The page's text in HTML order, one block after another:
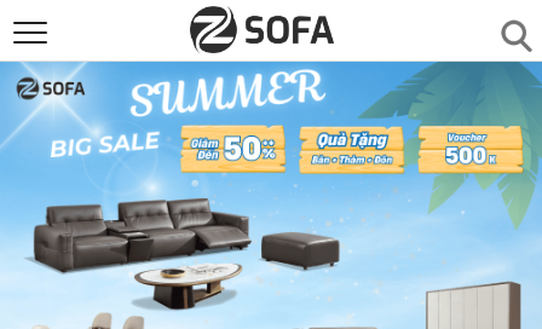
SẢN PHẨM
▼
PHÒNG ĂN
PHÒNG NGỦ